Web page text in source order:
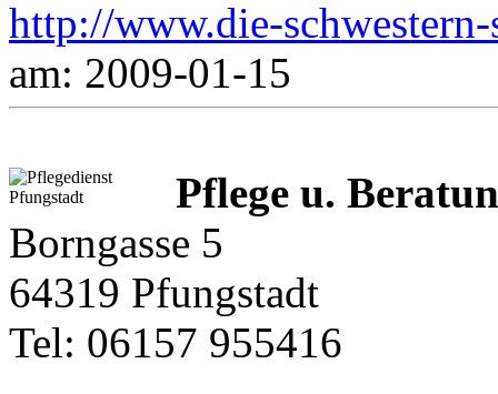
http://www.die-
am: 2009-01-15
Pflege u.
Borngasse 5
64319 Pfungstadt
Tel: 06157 955416